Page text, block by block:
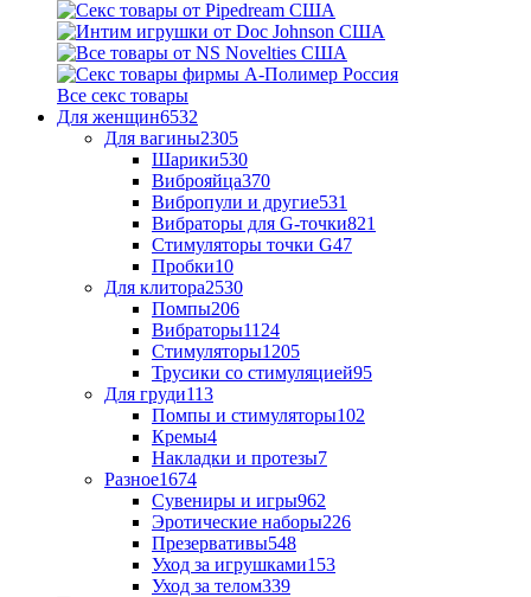
Все секс товары
Для женщин6532
Для вагины2305
Шарики530
Виброяйца370
Вибропули и другие531
Вибраторы для G-точки821
Стимуляторы точки G47
Пробки10
Для клитора2530
Помпы206
Вибраторы1124
Стимуляторы1205
Трусики со стимуляцией95
Для груди113
Помпы и стимуляторы102
Кремы4
Накладки и протезы7
Разное1674
Сувениры и игры962
Эротические наборы226
Презервативы548
Уход за игрушками153
Уход за телом339